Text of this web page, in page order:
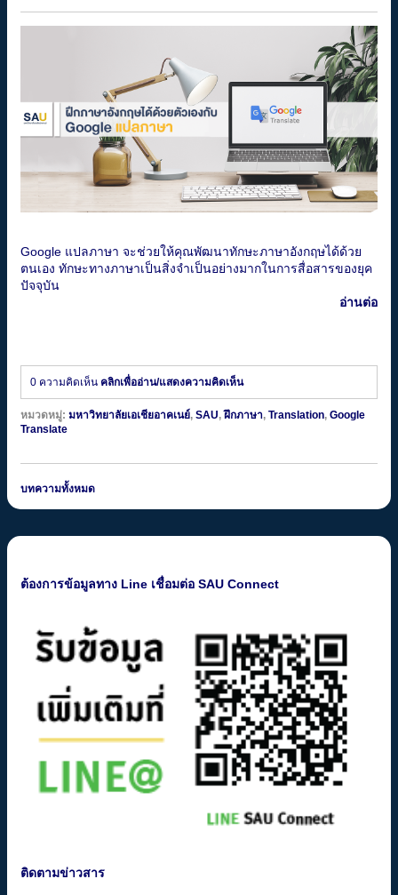
Google แปลภาษา จะช่วยให้คุณพัฒนาทักษะภาษาอังกฤษได้ด้วย
ตนเอง ทักษะทางภาษาเป็นสิ่งจำเป็นอย่างมากในการสื่อสารของยุค
ปัจจุบัน
อ่านต่อ
0 ความคิดเห็น คลิกเพื่ออ่าน/แสดงความคิดเห็น
หมวดหมู่: มหาวิทยาลัยเอเชียอาคเนย์, SAU,ฝึกภาษา, Translation, Google
Translate
บทความทั้งหมด
ต้องการข้อมูลทาง Line เชื่อมต่อ SAU Connect
ติดตามข่าวสาร